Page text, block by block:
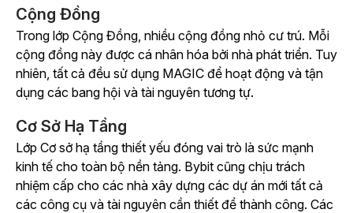
Cộng Đồng
Trong lớp Cộng Đồng, nhiều cộng đồng nhỏ cư trú. Mỗi
cộng đồng này được cá nhân hóa bởi nhà phát triển. Tuy
nhiên, tất cả đều sử dụng MAGIC để hoạt động và tận
dụng các bang hội và tài nguyên tương tự.
Cơ Sở Hạ Tầng
Lớp Cơ sở hạ tầng thiết yếu đóng vai trò là sức mạnh
kinh tế cho toàn bộ nền tảng. Bybit cũng chịu trách
nhiệm cấp cho các nhà xây dựng các dự án mới tất cả
các công cụ và tài nguyên cần thiết để thành công. Các